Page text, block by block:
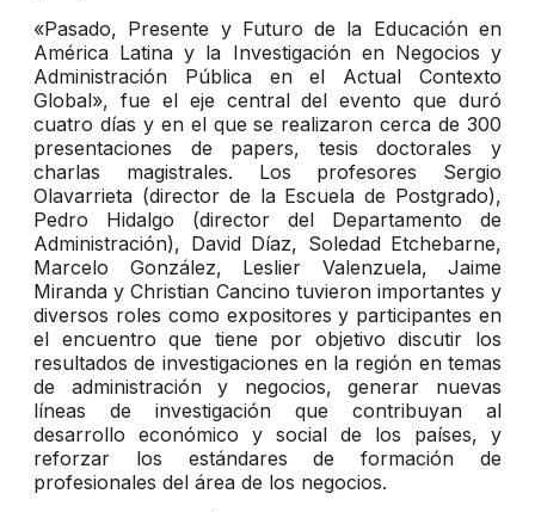
«Pasado, Presente y Futuro de la Educación en
América Latina y la Investigación en Negocios y
Administración Pública en el Actual Contexto
Global», fue el eje central del evento que duró
cuatro días y en el que se realizaron cerca de 300
presentaciones de papers, tesis doctorales y
charlas magistrales. Los profesores Sergio
Olavarrieta (director de la Escuela de Postgrado),
Pedro Hidalgo (director del Departamento de
Administración), David Díaz, Soledad Etchebarne,
Marcelo González, Leslier Valenzuela, Jaime
Miranda y Christian Cancino tuvieron importantes y
diversos roles como expositores y participantes en
el encuentro que tiene por objetivo discutir los
resultados de investigaciones en la región en temas
de administración y negocios, generar nuevas
líneas de investigación que contribuyan al
desarrollo económico y social de los países, y
reforzar los estándares de formación de
profesionales del área de los negocios.